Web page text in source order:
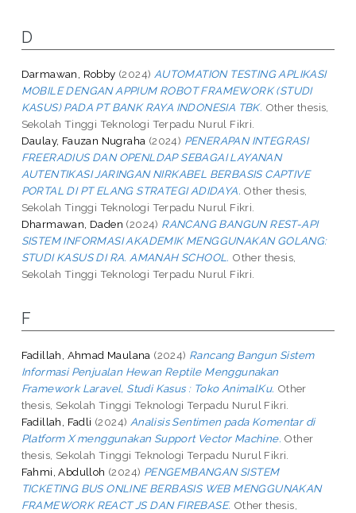
D
Darmawan, Robby (2024) AUTOMATION TESTING APLIKASI
MOBILE DENGAN APPIUM ROBOT FRAMEWORK (STUDI
KASUS) PADA PT BANK RAYA INDONESIA TBK. Other thesis,
Sekolah Tinggi Teknologi Terpadu Nurul Fikri.
Daulay, Fauzan Nugraha (2024) PENERAPAN INTEGRASI
FREERADIUS DAN OPENLDAP SEBAGAI LAYANAN
AUTENTIKASI JARINGAN NIRKABEL BERBASIS CAPTIVE
PORTAL DI PT ELANG STRATEGI ADIDAYA. Other thesis,
Sekolah Tinggi Teknologi Terpadu Nurul Fikri.
Dharmawan, Daden (2024) RANCANG BANGUN REST-API
SISTEM INFORMASI AKADEMIK MENGGUNAKAN GOLANG:
STUDI KASUS DI RA. AMANAH SCHOOL. Other thesis,
Sekolah Tinggi Teknologi Terpadu Nurul Fikri.
F
Fadillah, Ahmad Maulana (2024) Rancang Bangun Sistem
Informasi Penjualan Hewan Reptile Menggunakan
Framework Laravel, Studi Kasus : Toko AnimalKu. Other
thesis, Sekolah Tinggi Teknologi Terpadu Nurul Fikri.
Fadillah, Fadli (2024) Analisis Sentimen pada Komentar di
Platform X menggunakan Support Vector Machine. Other
thesis, Sekolah Tinggi Teknologi Terpadu Nurul Fikri.
Fahmi, Abdulloh (2024) PENGEMBANGAN SISTEM
TICKETING BUS ONLINE BERBASIS WEB MENGGUNAKAN
FRAMEWORK REACT JS DAN FIREBASE. Other thesis,